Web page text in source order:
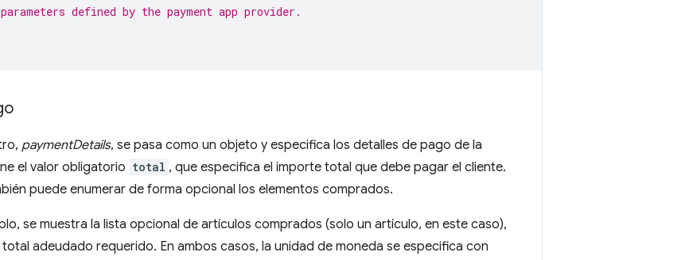
defined by the payment app provider.
paymentDetails, se pasa como un objeto y especifica los detalles de pago de la
el valor obligatorio total , que especifica el importe total que debe pagar el cliente.
puede enumerar de forma opcional los elementos comprados.
se muestra la lista opcional de artículos comprados (solo un artículo, en este caso),
adeudado requerido. En ambos casos, la unidad de moneda se especifica con